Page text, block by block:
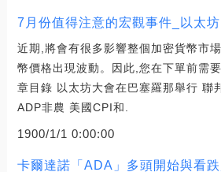
7月份值得注意的宏觀事件_以太坊
近期,將會有很多影響整個加密貨幣市
幣價格出現波動。因此,您在下單前需
章目錄 以太坊大會在巴塞羅那舉行 聯
ADP非農 美國CPI和.
1900/1/1 0:00:00
卡爾達諾「ADA」多頭開始與看